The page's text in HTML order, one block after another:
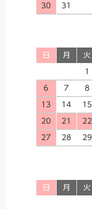
30 31
日 月 火
1
6 7 8
13 14 15
20 21 22
27 28 29
日 月 火